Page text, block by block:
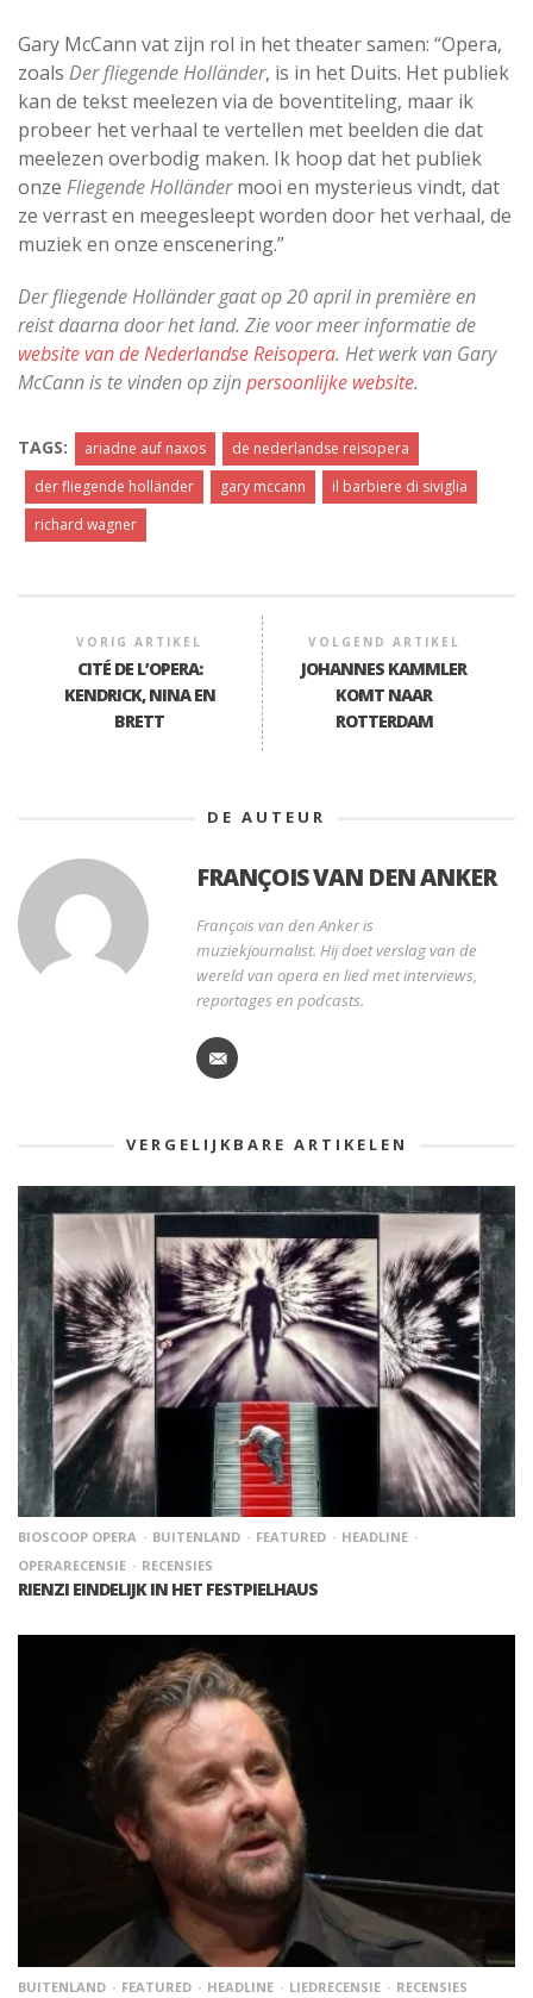
Gary McCann vat zijn rol in het theater samen: “Opera,
zoals Der fliegende Holländer, is in het Duits. Het publiek
kan de tekst meelezen via de boventiteling, maar ik
probeer het verhaal te vertellen met beelden die dat
meelezen overbodig maken. Ik hoop dat het publiek
onze Fliegende Holländermooi en mysterieus vindt, dat
ze verrast en meegesleept worden door het verhaal, de
muziek en onze enscenering.”
Der fliegende Holländer gaat op 20 april in première en
reist daarna door het land. Zie voor meer informatie de
website van de Nederlandse Reisopera. Het werk van Gary
McCann is te vinden op zijnpersoonlijke website.
TAGS: ariadne auf naxos
de nederlandse reisopera
der fliegende holländer
gary mccann
il barbiere di siviglia
richard wagner
VORIG ARTIKEL
CITÉ DE L’OPERA:
KENDRICK, NINA EN
BRETT
VOLGEND ARTIKEL
JOHANNES KAMMLER
KOMT NAAR
ROTTERDAM
DE AUTEUR
FRANÇOIS VAN DEN ANKER
François van den Anker is
muziekjournalist. Hij doet verslag van de
wereld van opera en lied met interviews,
reportages en podcasts.
VERGELIJKBARE ARTIKELEN
BIOSCOOP OPERA BUITENLAND FEATURED
HEADLINE
OPERARECENSIE
RECENSIES
RIENZI EINDELIJK IN HET FESTPIELHAUS
BUITENLAND FEATURED HEADLINE LIEDRECENSIE RECENSIES